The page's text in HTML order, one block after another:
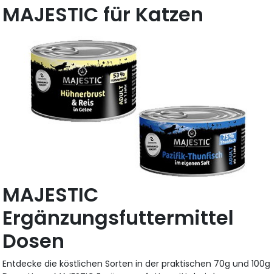
MAJESTIC für Katzen
MAJESTIC
Ergänzungsfuttermittel
Dosen
Entdecke die köstlichen Sorten in der praktischen 70g und 100g